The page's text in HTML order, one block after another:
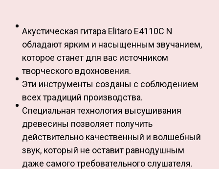
Акустическая гитара Elitaro E4110C N
обладают ярким и насыщенным звучанием,
которое станет для вас источником
творческого вдохновения.
Эти инструменты созданы с соблюдением
всех традиций производства.
Специальная технология высушивания
древесины позволяет получить
действительно качественный и волшебный
звук, который не оставит равнодушным
даже самого требовательного слушателя.